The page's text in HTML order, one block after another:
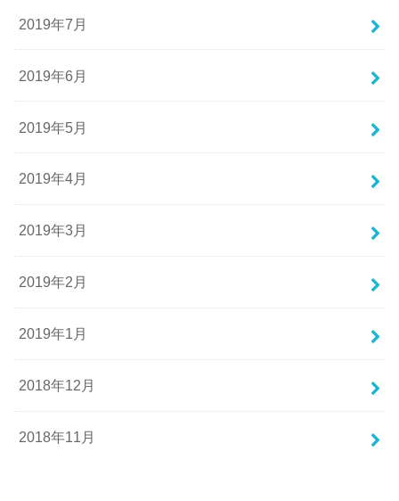
2019年7月
2019年6月
2019年5月
2019年4月
2019年3月
2019年2月
2019年1月
2018年12月
2018年11月